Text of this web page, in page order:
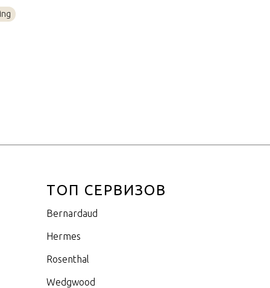
8,5x11,6см - 0,5л
ТОП СЕРВИЗОВ
Bernardaud
Hermes
Rosenthal
Wedgwood